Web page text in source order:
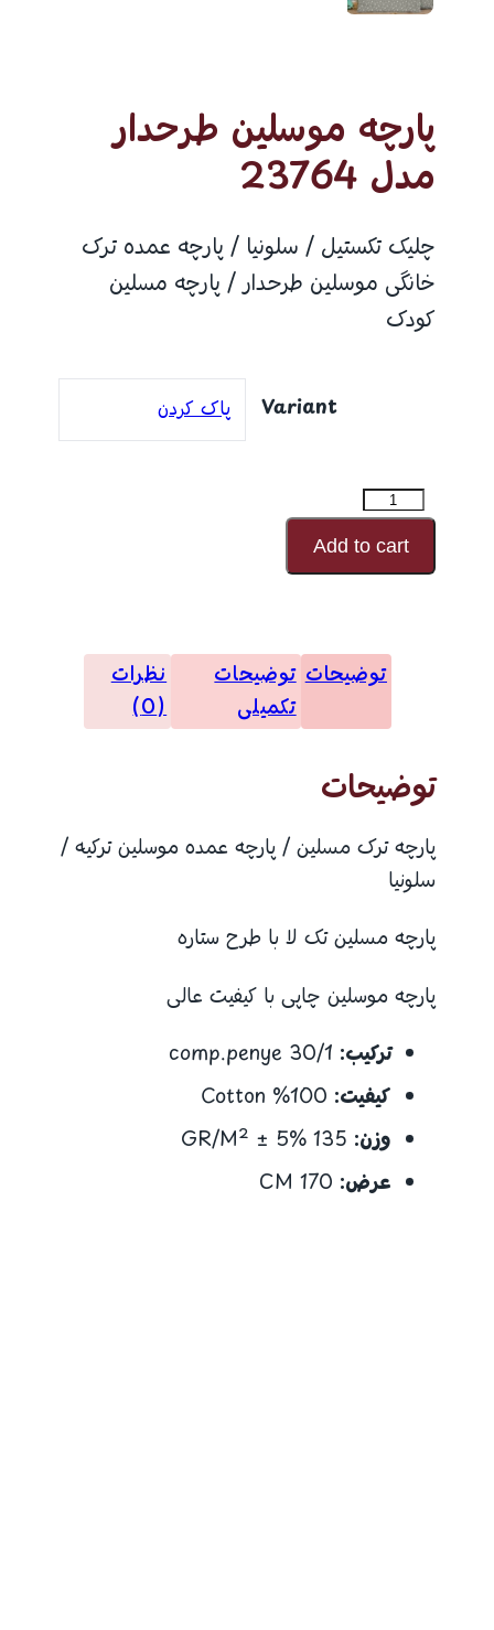
پارچه موسلین طرحدار
مدل 23764
چلیک تکستیل / سلونیا / پارچه عمده ترک
خانگی موسلین طرحدار / پارچه مسلین
کودک
Variant پاک کردن
پارچه
موسلین
طرحدار
Add to cart
توضیحات توضیحات
تکمیلی
نظرات
(0)
توضیحات
پارچه ترک مسلین / پارچه عمده موسلین ترکیه /
سلونیا
پارچه مسلین تک لا با طرح ستاره
پارچه موسلین چاپی با کیفیت عالی
ترکیب: 30/1 comp.penye
کیفیت:
وزن:
عرض: